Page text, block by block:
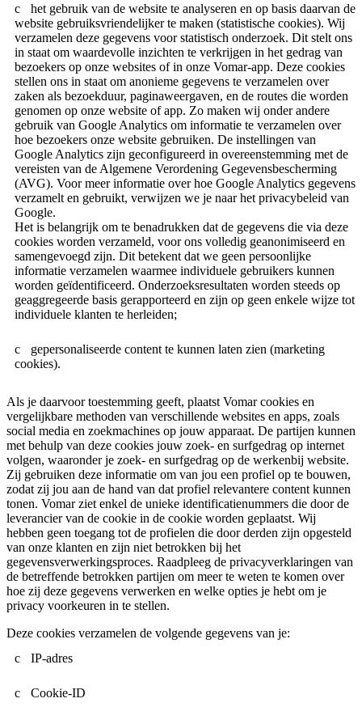
het gebruik van de website te analyseren en op basis daarvan de
website gebruiksvriendelijker te maken (statistische cookies). Wij
verzamelen deze gegevens voor statistisch onderzoek. Dit stelt ons
in staat om waardevolle inzichten te verkrijgen in het gedrag van
bezoekers op onze websites of in onze Vomar-app. Deze cookies
stellen ons in staat om anonieme gegevens te verzamelen over
zaken als bezoekduur, paginaweergaven, en de routes die worden
genomen op onze website of app. Zo maken wij onder andere
gebruik van Google Analytics om informatie te verzamelen over
hoe bezoekers onze website gebruiken. De instellingen van
Google Analytics zijn geconfigureerd in overeenstemming met de
vereisten van de Algemene Verordening Gegevensbescherming
(AVG). Voor meer informatie over hoe Google Analytics gegevens
verzamelt en gebruikt, verwijzen we je naar het privacybeleid van
Google.
Het is belangrijk om te benadrukken dat de gegevens die via deze
cookies worden verzameld, voor ons volledig geanonimiseerd en
samengevoegd zijn. Dit betekent dat we geen persoonlijke
informatie verzamelen waarmee individuele gebruikers kunnen
worden geïdentificeerd. Onderzoeksresultaten worden steeds op
geaggregeerde basis gerapporteerd en zijn op geen enkele wijze tot
individuele klanten te herleiden;
gepersonaliseerde content te kunnen laten zien (marketing
cookies).
Als je daarvoor toestemming geeft, plaatst Vomar cookies en
vergelijkbare methoden van verschillende websites en apps, zoals
social media en zoekmachines op jouw apparaat. De partijen kunnen
met behulp van deze cookies jouw zoek- en surfgedrag op internet
volgen, waaronder je zoek- en surfgedrag op de werkenbij website.
Zij gebruiken deze informatie om van jou een profiel op te bouwen,
zodat zij jou aan de hand van dat profiel relevantere content kunnen
tonen. Vomar ziet enkel de unieke identificatienummers die door de
leverancier van de cookie in de cookie worden geplaatst. Wij
hebben geen toegang tot de profielen die door derden zijn opgesteld
van onze klanten en zijn niet betrokken bij het
gegevensverwerkingsproces. Raadpleeg de privacyverklaringen van
de betreffende betrokken partijen om meer te weten te komen over
hoe zij deze gegevens verwerken en welke opties je hebt om je
privacy voorkeuren in te stellen.
Deze cookies verzamelen de volgende gegevens van je:
IP-adres
Cookie-ID